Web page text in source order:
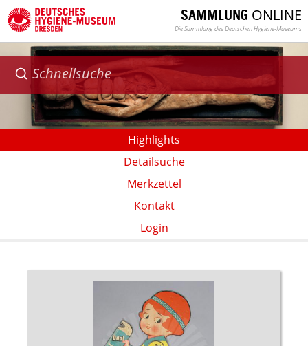
SAMMLUNG ONLINE
Die Sammlung des Deutschen Hygiene-Museums
Highlights
Detailsuche
Merkzettel
Kontakt
Login